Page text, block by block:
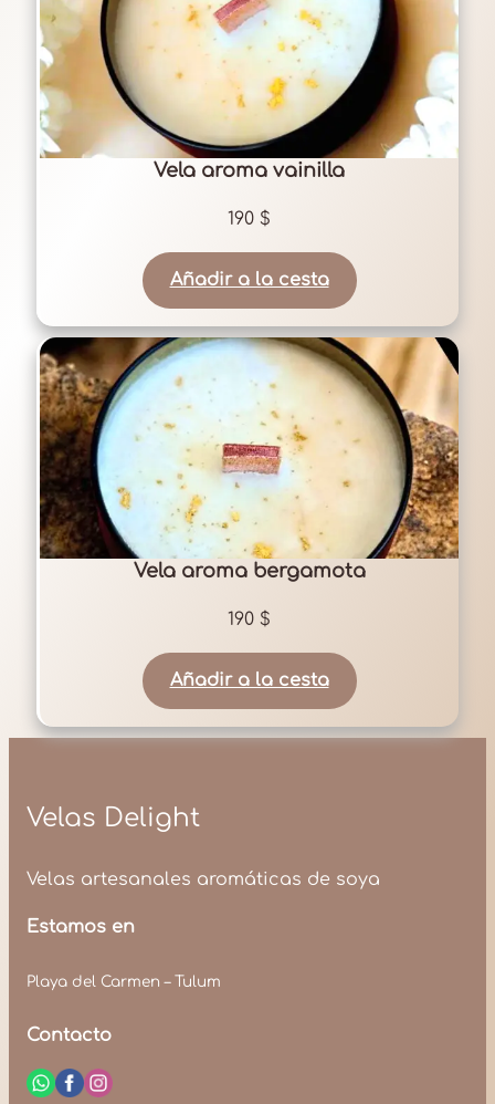
Vela aroma vainilla
190 $
Añadir a la cesta
Vela aroma bergamota
190 $
Añadir a la cesta
Velas Delight
Velas artesanales aromáticas de soya
Estamos en
Playa del Carmen – Tulum
Contacto